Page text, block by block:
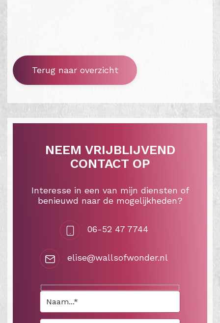
Terug naar overzicht
NEEM VRIJBLIJVEND
CONTACT OP
Interesse in een van mijn diensten of
benieuwd naar de mogelijkheden?
06-52 47 7744
elise@wallsofwonder.nl